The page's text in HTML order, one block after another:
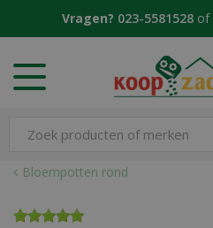
Bloempotten rond
Vragen? 023-5581528 of